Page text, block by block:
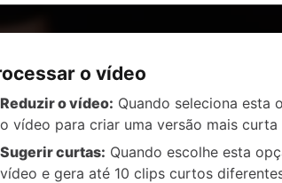
o vídeo
Reduzir o vídeo: Quando seleciona esta
o vídeo para criar uma versão mais curta
Sugerir curtas: Quando escolhe esta
vídeo e gera até 10 clips curtos